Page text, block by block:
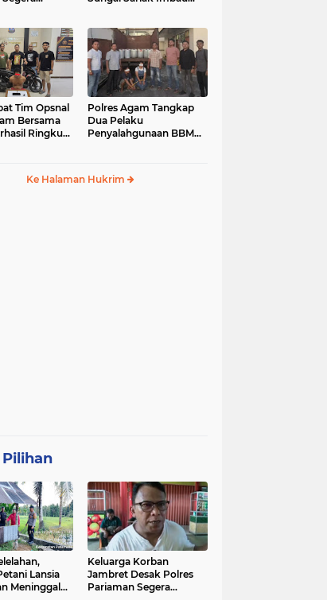
Tim Opsnal
Bersama
Ringkus
Polres Agam Tangkap
Dua Pelaku
Penyalahgunaan BBM
Ke Halaman Hukrim
Lansia
Meninggal
Keluarga Korban
Jambret Desak Polres
Pariaman Segera